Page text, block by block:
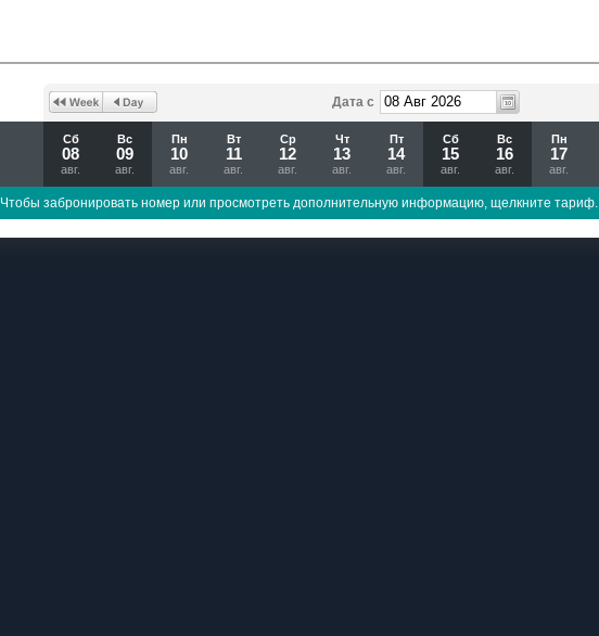
Дата с
Сб
08
авг.
Вс
09
авг.
Пн
10
авг.
Вт
11
авг.
Ср
12
авг.
Чт
13
авг.
Пт
14
авг.
Сб
15
авг.
Вс
16
авг.
Пн
17
авг.
Чтобы забронировать номер или просмотреть дополнительную информацию, щелкните тариф.